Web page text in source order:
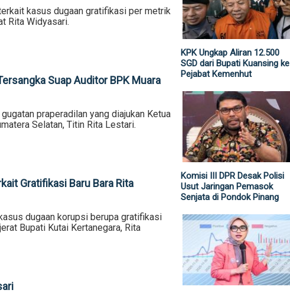
kasus dugaan gratifikasi per metrik
Rita Widyasari.
Suap Auditor BPK Muara
praperadilan yang diajukan Ketua
Selatan, Titin Rita Lestari.
Gratifikasi Baru Bara Rita
dugaan korupsi berupa gratifikasi
Bupati Kutai Kertanegara, Rita
KPK Ungkap Aliran 12.500
SGD dari Bupati Kuansing ke
Pejabat Kemenhut
Komisi III DPR Desak Polisi
Usut Jaringan Pemasok
Senjata di Pondok Pinang